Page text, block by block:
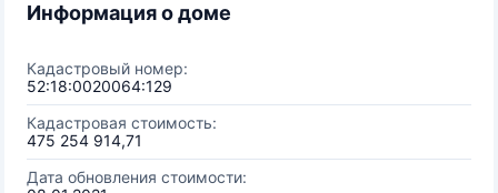
Информация о доме
Кадастровый номер:
52:18:0020064:129
Кадастровая стоимость:
475 254 914,71
Дата обновления стоимости: